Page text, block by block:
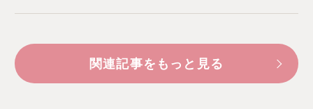
関連記事をもっと見る